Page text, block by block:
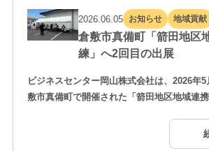
2026.06.05 お知らせ 地域貢献
倉敷市真備町「箭田地区
練」へ2回目の出展
ビジネスセンター岡山株式会社は、2026年
敷市真備町で開催された「箭田地区地域連
デモを行いました。 本訓練は、南海トラフ
模災害を想定し、地域住民、自治会、行政